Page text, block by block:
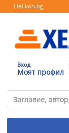
Helikon.bg
Вход
Моят профил